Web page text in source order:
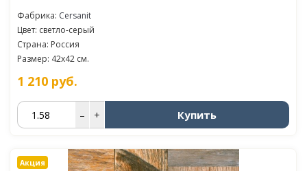
Фабрика: Cersanit
Цвет: светло-серый
Страна: Россия
Размер: 42x42 см.
1 210 руб.
– + Купить
Акция